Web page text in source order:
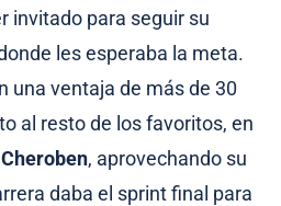
invitado para seguir su
les esperaba la meta.
una ventaja de más de 30
al resto de los favoritos, en
Cheroben, aprovechando su
daba el sprint final para